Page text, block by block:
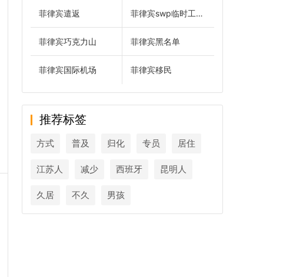
菲律宾遣返 菲律宾swp临时工作签证
菲律宾巧克力山 菲律宾黑名单
菲律宾国际机场 菲律宾移民
推荐标签
方式 普及 归化 专员 居住
江苏人 减少 西班牙 昆明人
久居 不久 男孩